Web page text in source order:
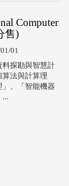
Computer
售)
01
料探勘與智慧計
法與計算理
、「智能機器
...